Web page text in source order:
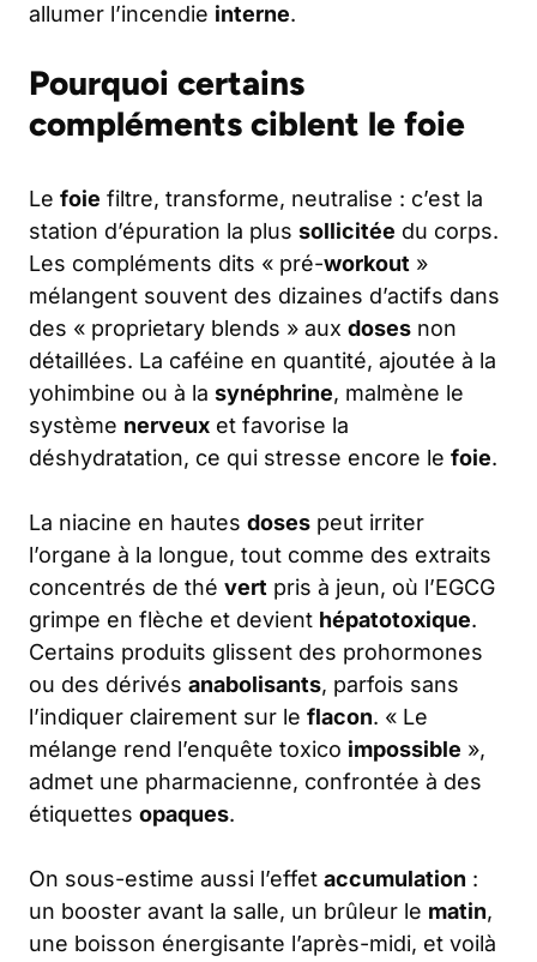
allumer l’incendie interne.
Pourquoi certains
compléments ciblent le foie
Le foie filtre, transforme, neutralise : c’est la
station d’épuration la plus sollicitée du corps.
Les compléments dits « pré-workout »
mélangent souvent des dizaines d’actifs dans
des « proprietary blends » aux doses non
détaillées. La caféine en quantité, ajoutée à la
yohimbine ou à la synéphrine, malmène le
système nerveux et favorise la
déshydratation, ce qui stresse encore le foie.
La niacine en hautes doses peut irriter
l’organe à la longue, tout comme des extraits
concentrés de thé vert pris à jeun, où l’EGCG
grimpe en flèche et devient hépatotoxique.
Certains produits glissent des prohormones
ou des dérivés anabolisants, parfois sans
l’indiquer clairement sur le flacon. « Le
mélange rend l’enquête toxico impossible »,
admet une pharmacienne, confrontée à des
étiquettes opaques.
On sous-estime aussi l’effet accumulation :
un booster avant la salle, un brûleur le matin,
une boisson énergisante l’après-midi, et voilà